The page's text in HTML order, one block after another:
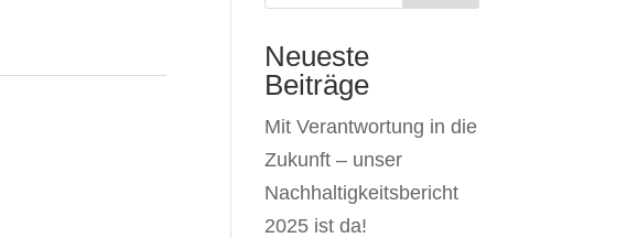
Neueste
Beiträge
Mit Verantwortung in die
Zukunft – unser
Nachhaltigkeitsbericht
2025 ist da!